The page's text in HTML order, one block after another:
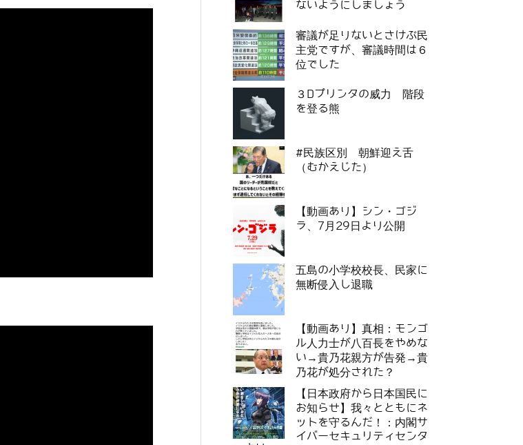
ないようにしましょう
審議が足りないとさけぶ民
主党ですが、審議時間は６
位でした
３Dプリンタの威力 階段
を登る熊
#民族区別 朝鮮迎え舌
（むかえじた）
【動画あり】シン・ゴジ
ラ、7月29日より公開
五島の小学校校長、民家に
無断侵入し退職
【動画あり】真相：モンゴ
ル人力士が八百長をやめな
い→貴乃花親方が告発→貴
乃花が処分された？
【日本政府から日本国民に
お知らせ】我々とともにネ
ットを守るんだ！：内閣サ
イバーセキュリティセンタ